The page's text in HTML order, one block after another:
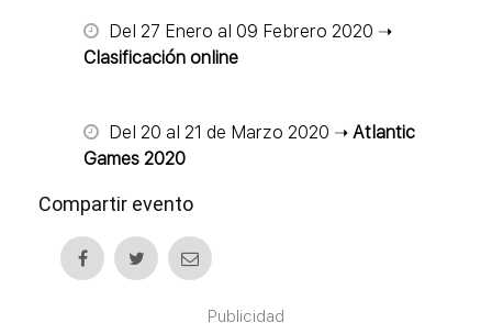
Del 27 Enero al 09 Febrero 2020 ➝
Clasificación online
Del 20 al 21 de Marzo 2020 ➝ Atlantic
Games 2020
Compartir evento
Publicidad